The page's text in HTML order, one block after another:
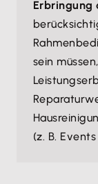
Erbringung
sein
(z. B.